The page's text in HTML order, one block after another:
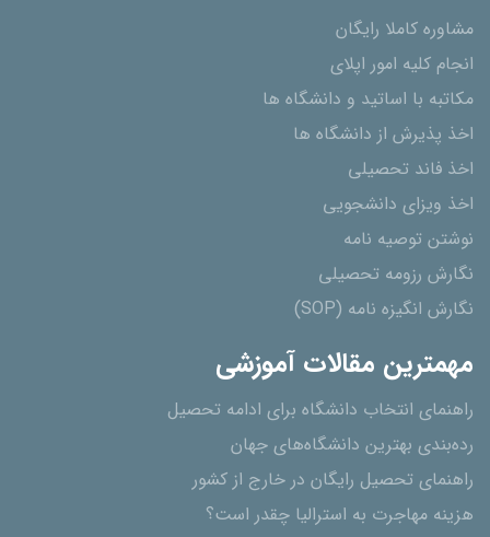
مشاوره کاملا رایگان
انجام کلیه امور اپلای
مکاتبه با اساتید و دانشگاه ها
اخذ پذیرش از دانشگاه ھا
اخذ فاند تحصیلی
اخذ ویزای دانشجویی
نوشتن توصیه نامه
نگارش رزومه تحصیلی
نگارش انگیزه نامه (SOP)
مهمترین مقالات آموزشی
راهنمای انتخاب دانشگاه برای ادامه تحصیل
رده‌بندی بهترین دانشگاه‌های جهان
راهنمای تحصیل رایگان در خارج از کشور
هزینه مهاجرت به استرالیا چقدر است؟